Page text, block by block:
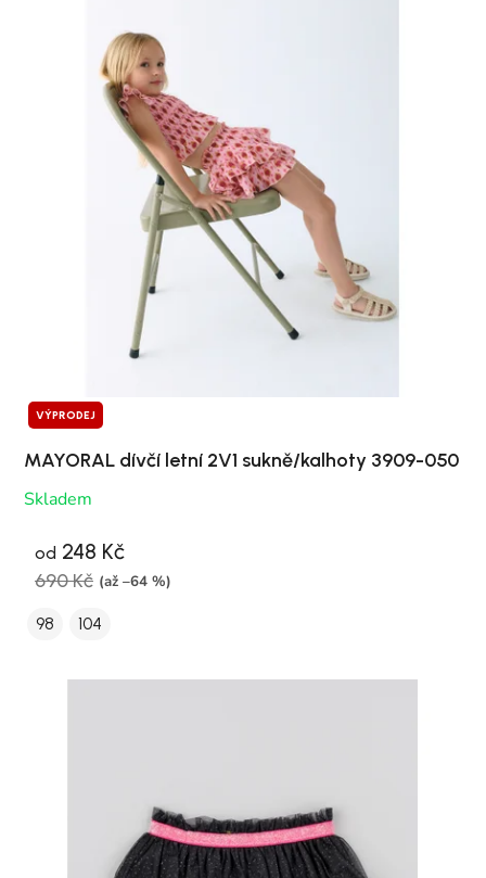
VÝPRODEJ
MAYORAL dívčí letní 2V1 sukně/kalhoty 3909-050
Skladem
od 248 Kč
690 Kč (až –64 %)
98 104